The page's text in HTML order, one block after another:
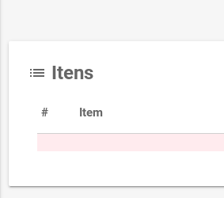
list Itens
# Item